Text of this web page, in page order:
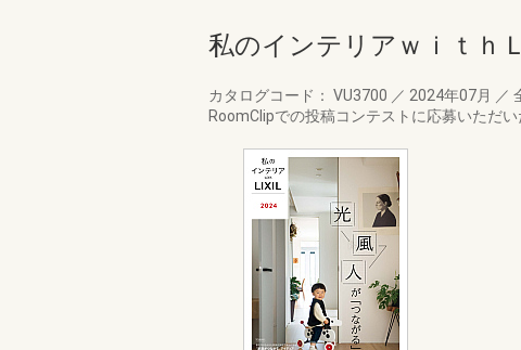
私のインテリアｗｉｔｈ
カタログコード： VU3700 ／ 2024年07月 ／
RoomClipでの投稿コンテストに応募いただ